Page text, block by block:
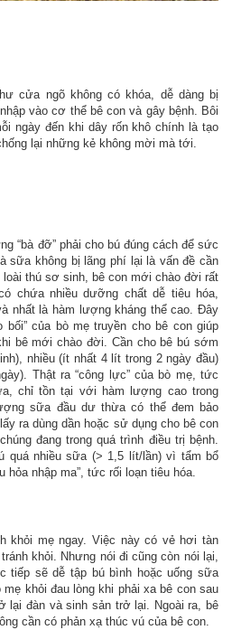
cửa ngõ không có khóa, dễ dàng bị
vào cơ thể bê con và gây bệnh. Bôi
ngày đến khi dây rốn khô chính là tạo
lại những kẻ không mời mà tới.
“bà đỡ” phải cho bú đúng cách để sức
sữa không bị lãng phí lại là vấn đề cần
thú sơ sinh, bê con mới chào đời rất
chứa nhiều dưỡng chất dễ tiêu hóa,
nhất là hàm lượng kháng thể cao. Đây
của bò mẹ truyền cho bê con giúp
bê mới chào đời. Cần cho bê bú sớm
nhiều (ít nhất 4 lít trong 2 ngày đầu)
Thật ra “công lực” của bò mẹ, tức
chỉ tồn tại với hàm lượng cao trong
sữa đầu dư thừa có thể đem bảo
ra dùng dần hoặc sử dụng cho bê con
đang trong quá trình điều trị bệnh.
quá nhiều sữa (> 1,5 lít/lần) vì tẩm bổ
hỏa nhập ma”, tức rối loạn tiêu hóa.
khỏi mẹ ngay. Việc này có vẻ hơi tàn
khỏi. Nhưng nói đi cũng còn nói lại,
tiếp sẽ dễ tập bú bình hoặc uống sữa
khỏi đau lòng khi phải xa bê con sau
lại đàn và sinh sản trở lại. Ngoài ra, bê
cần có phản xạ thúc vú của bê con.